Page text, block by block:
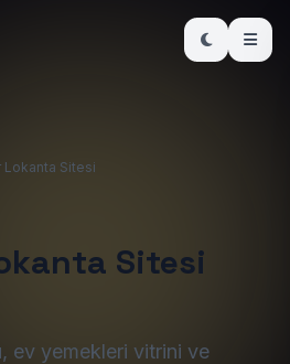
Lokanta Sitesi
Sitesi
ev yemekleri vitrini ve